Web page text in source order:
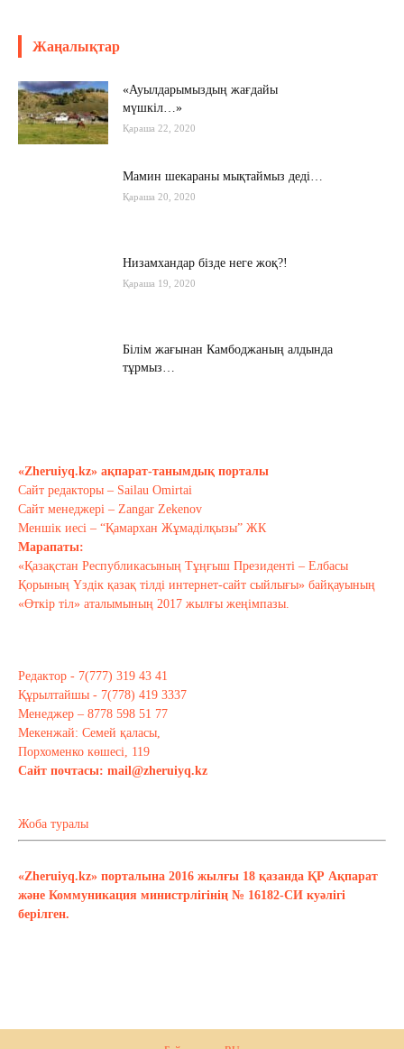
Жаңалықтар
«Ауылдарымыздың жағдайы
мүшкіл…»
Қараша 22, 2020
Мамин шекараны мықтаймыз деді…
Қараша 20, 2020
Низамхандар бізде неге жоқ?!
Қараша 19, 2020
Білім жағынан Камбоджаның алдында
тұрмыз…
Тағы оқу
«Zheruiyq.kz» ақпарат-танымдық порталы
Сайт редакторы – Sailau Omirtai
Сайт менеджері – Zangar Zekenov
Меншік иесі – “Қамархан Жұмаділқызы” ЖК
Марапаты:
«Қазақстан Республикасының Тұңғыш Президенті – Елбасы
Қорының Үздік қазақ тілді интернет-сайт сыйлығы» байқауының
«Өткір тіл» аталымының 2017 жылғы жеңімпазы.
Редактор - 7(777) 319 43 41
Құрылтайшы - 7(778) 419 3337
Менеджер – 8778 598 51 77
Мекенжай: Семей қаласы,
Порхоменко көшесі, 119
Сайт почтасы: mail@zheruiyq.kz
Жоба туралы
«Zheruiyq.kz» порталына 2016 жылғы 18 қазанда ҚР Ақпарат
және Коммуникация министрлігінің № 16182-СИ куәлігі
берілген.